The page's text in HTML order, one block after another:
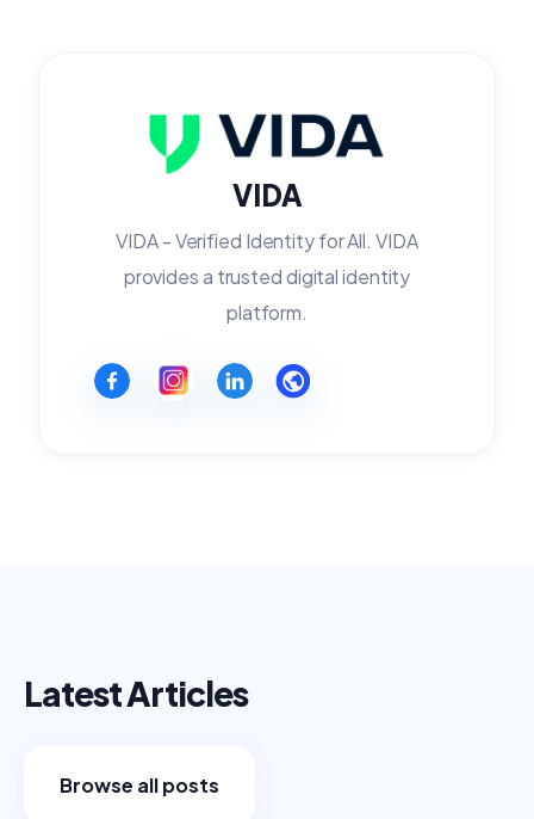
VIDA
VIDA - Verified Identity for All. VIDA
provides a trusted digital identity
platform.
Latest Articles
Browse all posts